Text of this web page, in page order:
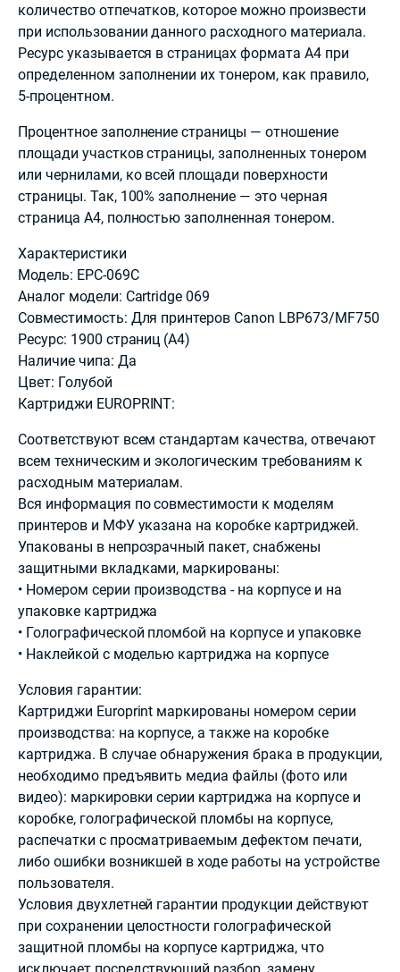
количество отпечатков, которое можно произвести
при использовании данного расходного материала.
Ресурс указывается в страницах формата А4 при
определенном заполнении их тонером, как правило,
5-процентном.
Процентное заполнение страницы — отношение
площади участков страницы, заполненных тонером
или чернилами, ко всей площади поверхности
страницы. Так, 100% заполнение — это черная
страница А4, полностью заполненная тонером.
Характеристики
Модель: EPC-069C
Аналог модели: Cartridge 069
Совместимость: Для принтеров Canon LBP673/MF750
Ресурс: 1900 страниц (А4)
Наличие чипа: Да
Цвет: Голубой
Картриджи EUROPRINT:
Соответствуют всем стандартам качества, отвечают
всем техническим и экологическим требованиям к
расходным материалам.
Вся информация по совместимости к моделям
принтеров и МФУ указана на коробке картриджей.
Упакованы в непрозрачный пакет, снабжены
защитными вкладками, маркированы:
• Номером серии производства - на корпусе и на
упаковке картриджа
• Голографической пломбой на корпусе и упаковке
• Наклейкой с моделью картриджа на корпусе
Условия гарантии:
Картриджи Europrint маркированы номером серии
производства: на корпусе, а также на коробке
картриджа. В случае обнаружения брака в продукции,
необходимо предъявить медиа файлы (фото или
видео): маркировки серии картриджа на корпусе и
коробке, голографической пломбы на корпусе,
распечатки с просматриваемым дефектом печати,
либо ошибки возникшей в ходе работы на устройстве
пользователя.
Условия двухлетней гарантии продукции действуют
при сохранении целостности голографической
защитной пломбы на корпусе картриджа, что